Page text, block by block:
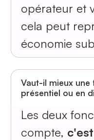
opérateur et
cela peut
économie
Vaut-il mieux
présentiel ou en
Les deux
compte,